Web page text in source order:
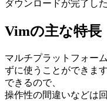
ダウンロードが完了し
Vimの主な特長
マルチプラットフォー
ずに使うことができま
できるので、
操作性の間違いなどは